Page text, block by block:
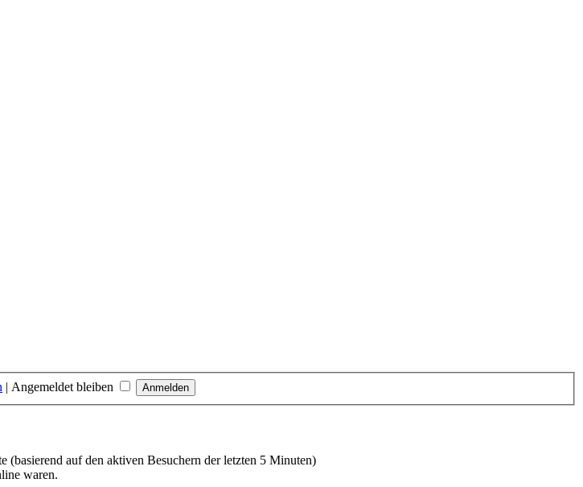
| Angemeldet bleiben
auf den aktiven Besuchern der letzten 5 Minuten)
waren.